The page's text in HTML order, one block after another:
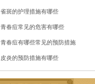
雀斑的护理措施有哪些
青春痘常见的危害有哪些
青春痘有哪些常见的预防措施
皮炎的预防措施有哪些